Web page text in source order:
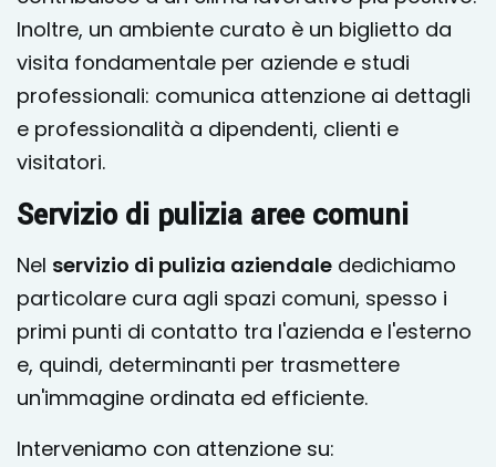
Inoltre, un ambiente curato è un biglietto da
visita fondamentale per aziende e studi
professionali: comunica attenzione ai dettagli
e professionalità a dipendenti, clienti e
visitatori.
Servizio di pulizia aree comuni
Nel servizio di pulizia aziendale dedichiamo
particolare cura agli spazi comuni, spesso i
primi punti di contatto tra l'azienda e l'esterno
e, quindi, determinanti per trasmettere
un'immagine ordinata ed efficiente.
Interveniamo con attenzione su: